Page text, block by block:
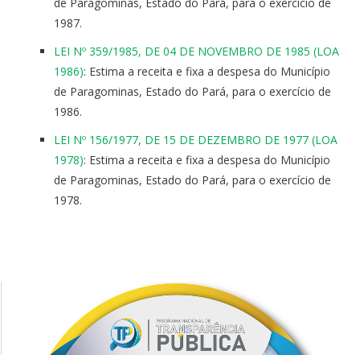
1987.
LEI Nº 359/1985, DE 04 DE NOVEMBRO DE 1985 (LOA
1986): Estima a receita e fixa a despesa do Município
de Paragominas, Estado do Pará, para o exercício de
1986.
LEI Nº 156/1977, DE 15 DE DEZEMBRO DE 1977 (LOA
1978): Estima a receita e fixa a despesa do Município
de Paragominas, Estado do Pará, para o exercício de
1978.